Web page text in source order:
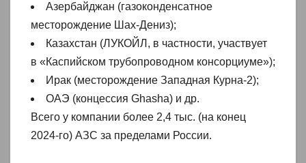
Азербайджан (газоконденсатное
месторождение Шах-Дениз);
Казахстан (ЛУКОЙЛ, в частности, участвует
в «Каспийском трубопроводном консорциуме»);
Ирак (месторождение Западная Курна-2);
ОАЭ (концессия Ghasha) и др.
Всего у компании более 2,4 тыс. (на конец
2024-го) АЗС за пределами России.